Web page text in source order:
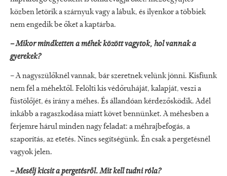
közben letörik a szárnyuk vagy a lábuk, és ilyenkor a többiek
nem engedik be őket a kaptárba.
– Mikor mindketten a méhek között vagytok, hol vannak a
gyerekek?
– A nagyszülőknél vannak, bár szeretnek velünk jönni. Kisfiunk
nem fél a méhektől. Felölti kis védőruháját, kalapját, veszi a
füstölőjét, és irány a méhes. És állandóan kérdezősködik. Adél
inkább a ragaszkodása miatt követ bennünket. A méhesben a
férjemre hárul minden nagy feladat: a méhrajbefogás, a
szaporítás, az etetés. Nincs segítségünk. Én csak a pergetésnél
vagyok jelen.
– Mesélj kicsit a pergetésről. Mit kell tudni róla?